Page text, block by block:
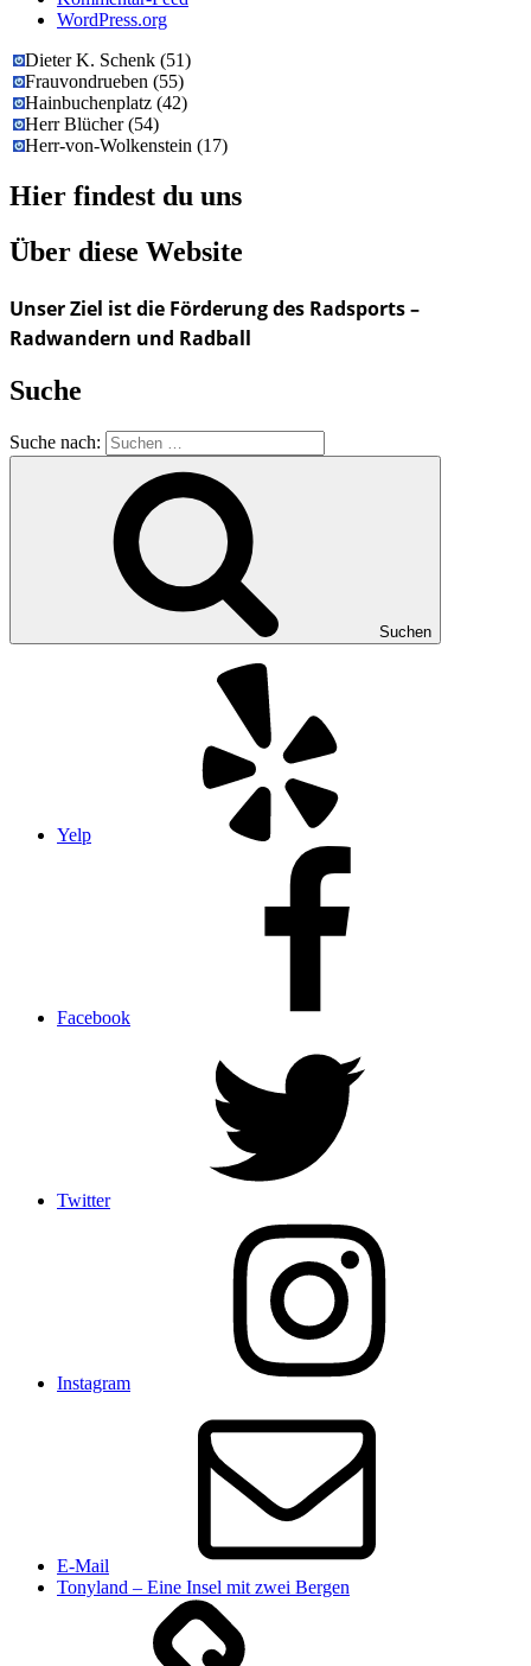
WordPress.org
Dieter K. Schenk(51)
Frauvondrueben(55)
Hainbuchenplatz(42)
Herr Blücher(54)
Herr-von-Wolkenstein(17)
Hier findest du uns
Über diese Website
Unser Ziel ist die Förderung des Radsports –
Radwandern und Radball
Suche
Suche nach:
Suchen
Yelp
Facebook
Twitter
Instagram
E-Mail
Tonyland – Eine Insel mit zwei Bergen